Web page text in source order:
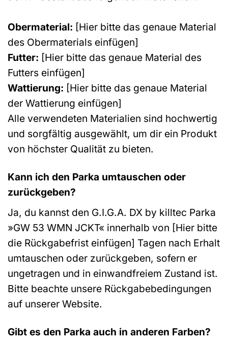
Obermaterial: [Hier bitte das genaue Material
des Obermaterials einfügen]
Futter: [Hier bitte das genaue Material des
Futters einfügen]
Wattierung: [Hier bitte das genaue Material
der Wattierung einfügen]
Alle verwendeten Materialien sind hochwertig
und sorgfältig ausgewählt, um dir ein Produkt
von höchster Qualität zu bieten.
Kann ich den Parka umtauschen oder
zurückgeben?
Ja, du kannst den G.I.G.A. DX by killtec Parka
»GW 53 WMN JCKT« innerhalb von [Hier bitte
die Rückgabefrist einfügen] Tagen nach Erhalt
umtauschen oder zurückgeben, sofern er
ungetragen und in einwandfreiem Zustand ist.
Bitte beachte unsere Rückgabebedingungen
auf unserer Website.
Gibt es den Parka auch in anderen Farben?